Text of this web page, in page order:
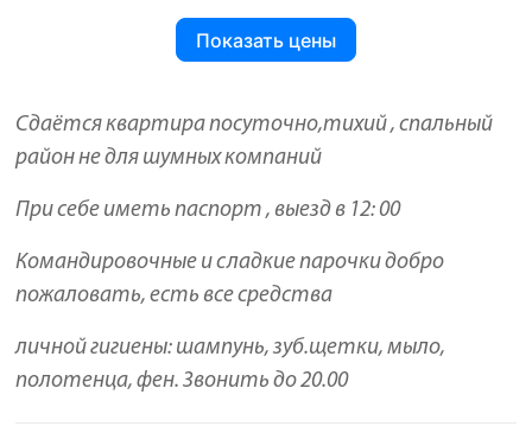
Показать цены
Сдаётся квартира посуточно,тихий , спальный
район не для шумных компаний
При себе иметь паспорт , выезд в 12: 00
Командировочные и сладкие парочки добро
пожаловать, есть все средства
личной гигиены: шампунь, зуб.щетки, мыло,
полотенца, фен. Звонить до 20.00